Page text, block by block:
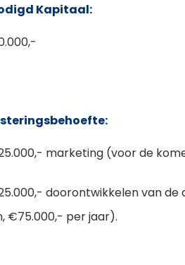
Kapitaal:
marketing (voor de
doorontwikkelen van
€75.000,- per jaar).